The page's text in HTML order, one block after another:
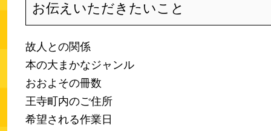
お伝えいただきたいこと
故人との関係
本の大まかなジャンル
おおよその冊数
王寺町内のご住所
希望される作業日